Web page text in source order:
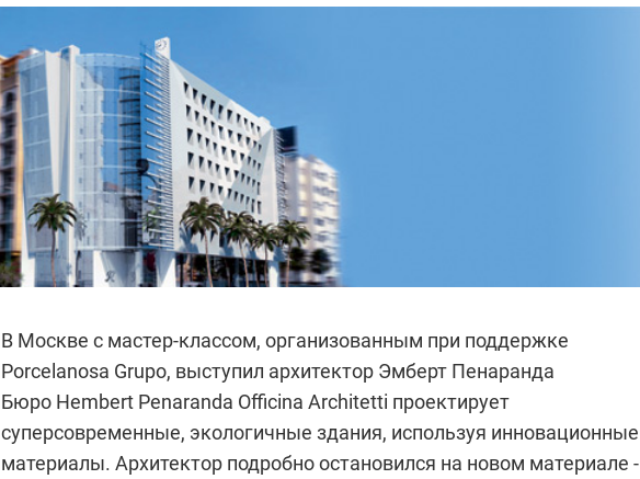
В Москве с мастер-классом, организованным при поддержке
Porcelanosa Grupo, выступил архитектор Эмберт Пенаранда
Бюро Hembert Penaranda Officina Architetti проектирует
суперсовременные, экологичные здания, используя инновационные
материалы. Архитектор подробно остановился на новом материале -